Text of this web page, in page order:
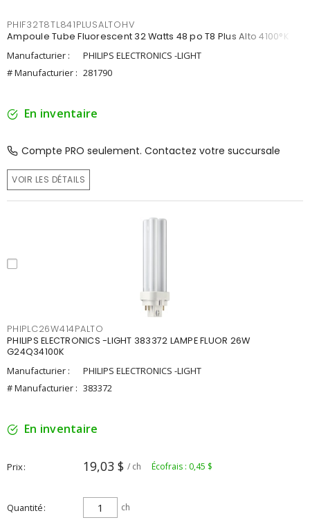
PHIF32T8TL841PLUSALTOHV
Ampoule Tube Fluorescent 32 Watts 48 po T8 Plus Alto 4100°K
Manufacturier :
PHILIPS ELECTRONICS -LIGHT
# Manufacturier : 281790
En inventaire
Compte PRO seulement. Contactez votre succursale
VOIR LES DÉTAILS
PHIPLC26W414PALTO
PHILIPS ELECTRONICS -LIGHT 383372 LAMPE FLUOR 26W
G24Q34100K
Manufacturier :
PHILIPS ELECTRONICS -LIGHT
# Manufacturier : 383372
En inventaire
Prix 19,03 $ / ch Écofrais : 0,45 $
Quantité ch